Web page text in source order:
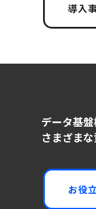
導入
データ基
さまざま
お役